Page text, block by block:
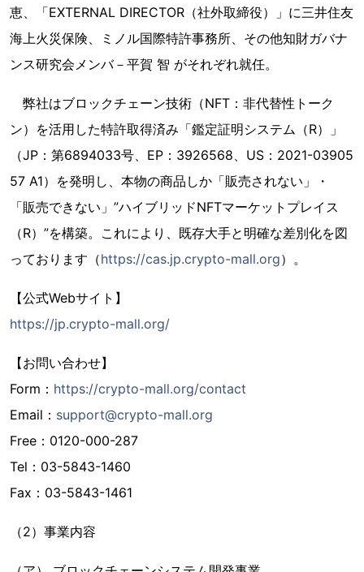
恵、「EXTERNAL DIRECTOR（社外取締役）」に三井住友
海上火災保険、ミノル国際特許事務所、その他知財ガバナ
ンス研究会メンバ－平賀 智 がそれぞれ就任。
弊社はブロックチェーン技術（NFT：非代替性トーク
ン）を活用した特許取得済み「鑑定証明システム（R）」
（JP：第6894033号、EP：3926568、US：2021-03905
57 A1）を発明し、本物の商品しか「販売されない」・
「販売できない」”ハイブリッドNFTマーケットプレイス
（R）”を構築。これにより、既存大手と明確な差別化を図
っております（https://cas.jp.crypto-mall.org）。
【公式Webサイト】
https://jp.crypto-mall.org/
【お問い合わせ】
Form： https://crypto-mall.org/contact
Email： support@crypto-mall.org
Free：0120-000-287
Tel：03-5843-1460
Fax：03-5843-1461
（2）事業内容